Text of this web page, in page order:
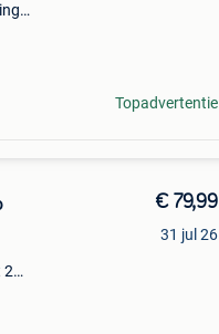
Topadvertentie
2
€ 79,99
31 jul 26